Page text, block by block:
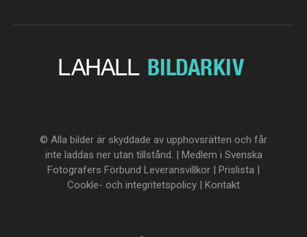
© Alla bilder är skyddade av upphovsrätten och får
inte laddas ner utan tillstånd. | Medlem i Svenska
Fotografers Förbund Leveransvillkor | Prislista |
Cookle- och integritetspolicy | Kontakt